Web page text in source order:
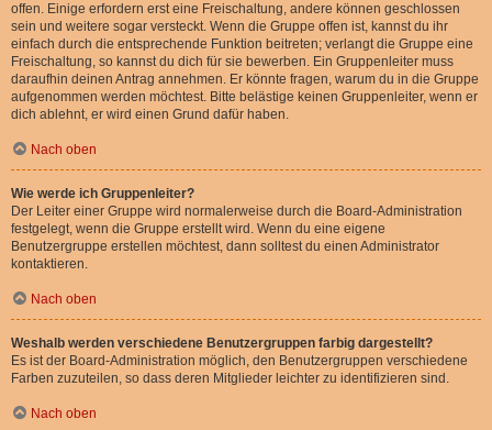
offen. Einige erfordern erst eine Freischaltung, andere können geschlossen
sein und weitere sogar versteckt. Wenn die Gruppe offen ist, kannst du ihr
einfach durch die entsprechende Funktion beitreten; verlangt die Gruppe eine
Freischaltung, so kannst du dich für sie bewerben. Ein Gruppenleiter muss
daraufhin deinen Antrag annehmen. Er könnte fragen, warum du in die Gruppe
aufgenommen werden möchtest. Bitte belästige keinen Gruppenleiter, wenn er
dich ablehnt, er wird einen Grund dafür haben.
Nach oben
Wie werde ich Gruppenleiter?
Der Leiter einer Gruppe wird normalerweise durch die Board-Administration
festgelegt, wenn die Gruppe erstellt wird. Wenn du eine eigene
Benutzergruppe erstellen möchtest, dann solltest du einen Administrator
kontaktieren.
Nach oben
Weshalb werden verschiedene Benutzergruppen farbig dargestellt?
Es ist der Board-Administration möglich, den Benutzergruppen verschiedene
Farben zuzuteilen, so dass deren Mitglieder leichter zu identifizieren sind.
Nach oben